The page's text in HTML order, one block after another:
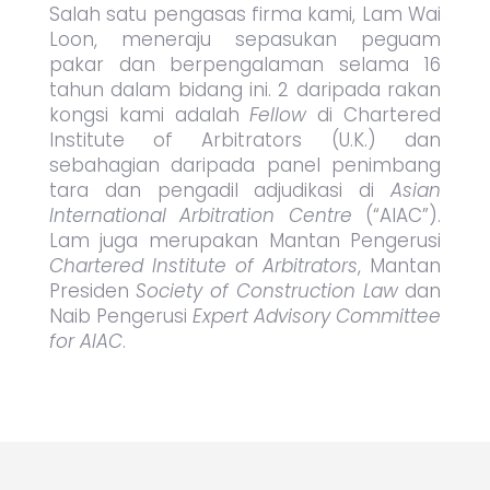
Salah satu pengasas firma kami, Lam Wai
Loon, meneraju sepasukan peguam
pakar dan berpengalaman selama 16
tahun dalam bidang ini. 2 daripada rakan
kongsi kami adalahFellow di Chartered
Institute of Arbitrators (U.K.) dan
sebahagian daripada panel penimbang
tara dan pengadil adjudikasi diAsian
International Arbitration Centre (“AIAC”).
Lam juga merupakan Mantan Pengerusi
Chartered Institute of Arbitrators, Mantan
Presiden Society of Construction Lawdan
Naib Pengerusi Expert Advisory Committee
for AIAC.